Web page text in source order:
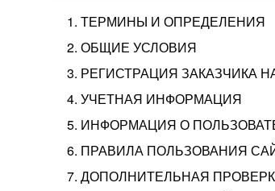
1. ТЕРМИНЫ И ОПРЕДЕЛЕНИЯ
2. ОБЩИЕ УСЛОВИЯ
3. РЕГИСТРАЦИЯ ЗАКАЗЧИКА
4. УЧЕТНАЯ ИНФОРМАЦИЯ
5. ИНФОРМАЦИЯ О
6. ПРАВИЛА ПОЛЬЗОВАНИЯ
7. ДОПОЛНИТЕЛЬНАЯ